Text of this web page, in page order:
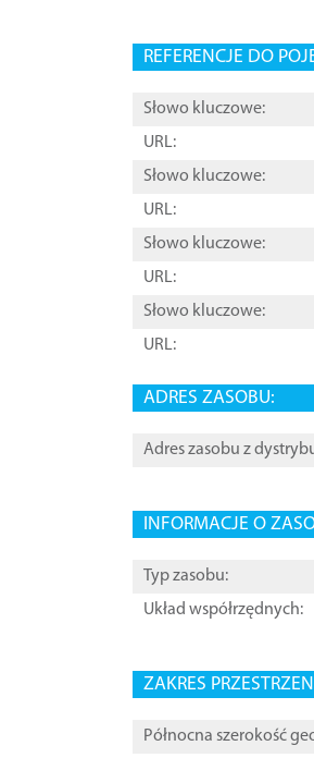
REFERENCJE DO
Słowo kluczowe:
URL:
Słowo kluczowe:
URL:
Słowo kluczowe:
URL:
Słowo kluczowe:
URL:
ADRES ZASOBU:
Adres zasobu z
INFORMACJE O
Typ zasobu:
Układ współrzędnych:
ZAKRES
Północna szerokość